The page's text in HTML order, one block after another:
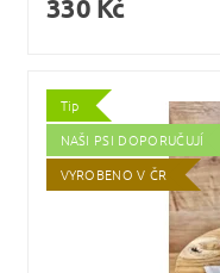
330 Kč
Tip
NAŠI PSI DOPORUČUJÍ
VYROBENO V ČR